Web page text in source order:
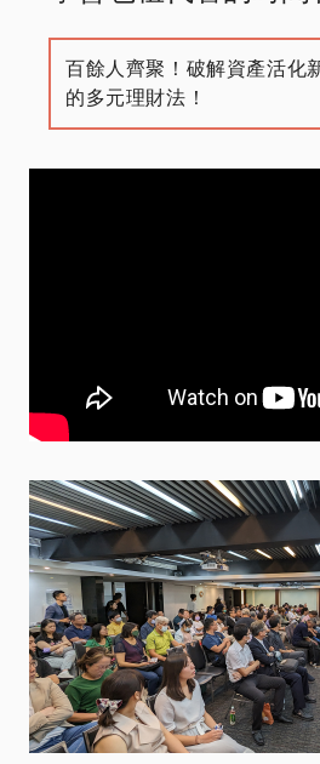
百餘人齊聚！破解資產活化
的多元理財法！